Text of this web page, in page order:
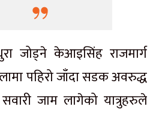
जोड्ने केआइसिंह राजमार्ग
पहिरो जाँदा सडक अवरुद्ध
जाम लागेको यात्रुहरुले